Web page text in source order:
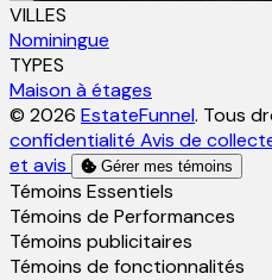
VILLES
Nominingue
TYPES
Maison à étages
© 2026 EstateFunnel. Tous
confidentialité Avis de
et avis
Gérer mes témoins
Activer
Témoins Essentiels
Activer
Témoins de Performances
Activer
Témoins publicitaires
Activer
Témoins de fonctionnalités